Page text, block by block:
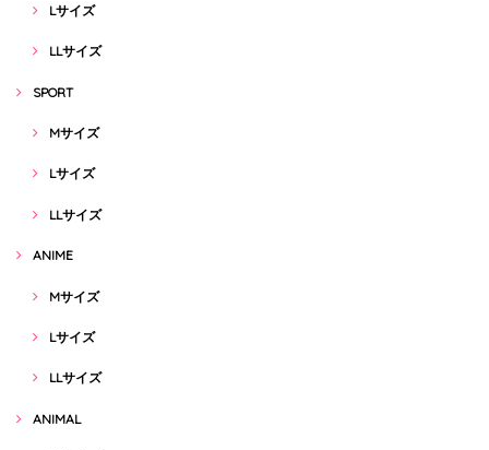
Lサイズ
LLサイズ
SPORT
Mサイズ
Lサイズ
LLサイズ
ANIME
Mサイズ
Lサイズ
LLサイズ
ANIMAL